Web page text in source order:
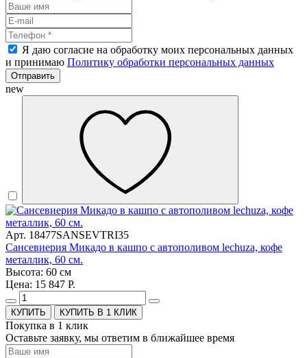
Я даю согласие на обработку моих персональных данных
и принимаю Политику обработки персональных данных
Отправить
new
Арт. 18477SANSEVTRI35
Сансевиерия Микадо в кашпо с автополивом lechuza, кофе
металлик, 60 см.
Высота: 60 см
Цена: 15 847 Р.
КУПИТЬ В 1 КЛИК
Покупка в 1 клик
Оставьте заявку, мы ответим в ближайшее время